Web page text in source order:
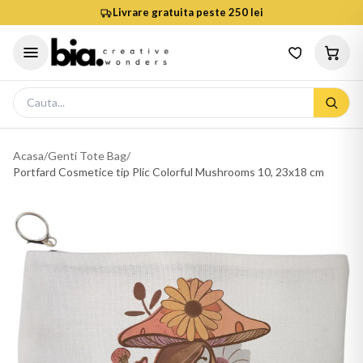
Livrare gratuita peste 250 lei
Acasa/Genti Tote Bag/
Portfard Cosmetice tip Plic Colorful Mushrooms 10, 23x18 cm